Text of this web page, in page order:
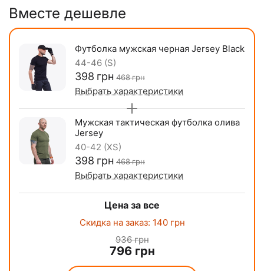
Вместе дешевле
Футболка мужская черная Jersey Black
44-46 (S)
‍398‍ грн ‍468‍грн
Выбрать характеристики
Мужская тактическая футболка олива
Jersey
40-42 (XS)
‍398‍ грн ‍468‍грн
Выбрать характеристики
Цена за все
Скидка на заказ: 140грн
936грн
796грн